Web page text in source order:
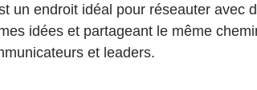
un endroit idéal pour réseauter avec
idées et partageant le même
et leaders.